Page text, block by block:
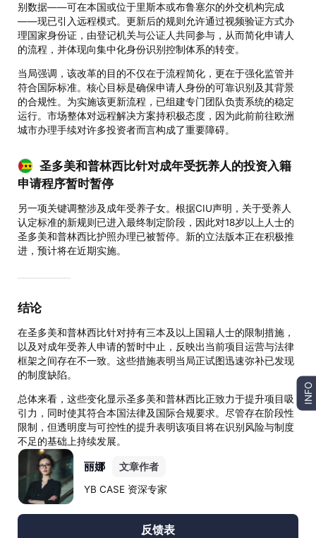
别数据——可在本国或位于里斯本或布鲁塞尔的外交机构完成
——现已引入远程模式。更新后的规则允许通过视频验证方式办
理国家身份证，由登记机关与公证人共同参与，从而简化申请人
的流程，并体现向集中化身份识别控制体系的转变。
当局强调，该改革的目的不仅在于流程简化，更在于强化监管并
符合国际标准。核心目标是确保申请人身份的可靠识别及其背景
的合规性。为实施该更新流程，已组建专门团队负责系统的稳定
运行。市场整体对远程解决方案持积极态度，因为此前前往欧洲
城市办理手续对许多投资者而言构成了重要障碍。
圣多美和普林西比针对成年受抚养人的投资入籍
申请程序暂时暂停
另一项关键调整涉及成年受养子女。根据CIU声明，关于受养人
认定标准的新规则已进入最终制定阶段，因此对18岁以上人士的
圣多美和普林西比护照办理已被暂停。新的立法版本正在积极推
进，预计将在近期实施。
结论
在圣多美和普林西比针对持有三本及以上国籍人士的限制措施，
以及对成年受养人申请的暂时中止，反映出当前项目运营与法律
框架之间存在不一致。这些措施表明当局正试图迅速弥补已发现
的制度缺陷。
总体来看，这些变化显示圣多美和普林西比正致力于提升项目吸
引力，同时使其符合本国法律及国际合规要求。尽管存在阶段性
限制，但透明度与可控性的提升表明该项目将在识别风险与制度
不足的基础上持续发展。
丽娜
文章作者
YB CASE 资深专家
反馈表
INFO